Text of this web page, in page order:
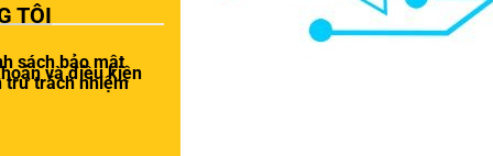
TÔI
sách bảo mật
và điều kiện
trừ trách nhiệm